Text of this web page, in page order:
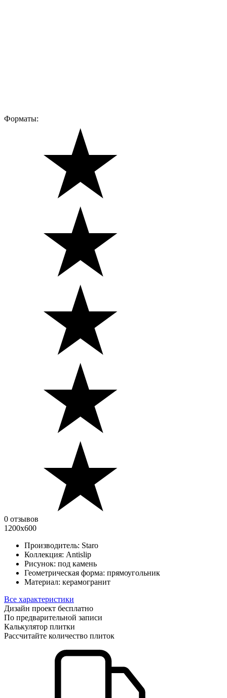
Форматы:
0 отзывов
1200х600
Производитель: Staro
Коллекция: Antislip
Рисунок: под камень
Геометрическая форма: прямоугольник
Материал: керамогранит
Все характеристики
Дизайн проект бесплатно
По предварительной записи
Калькулятор плитки
Рассчитайте количество плиток